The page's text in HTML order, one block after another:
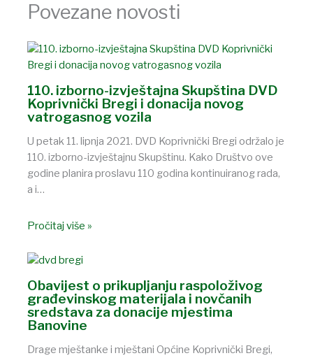
Povezane novosti
110. izborno-izvještajna Skupština DVD
Koprivnički Bregi i donacija novog
vatrogasnog vozila
U petak 11. lipnja 2021. DVD Koprivnički Bregi održalo je
110. izborno-izvještajnu Skupštinu. Kako Društvo ove
godine planira proslavu 110 godina kontinuiranog rada,
a i…
Pročitaj više »
Obavijest o prikupljanju raspoloživog
građevinskog materijala i novčanih
sredstava za donacije mjestima
Banovine
Drage mještanke i mještani Općine Koprivnički Bregi,